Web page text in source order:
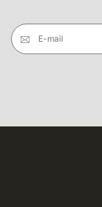
E-mail